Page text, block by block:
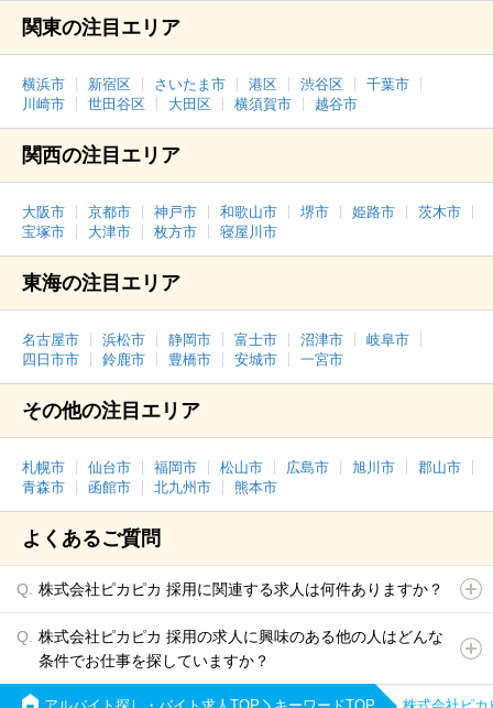
関東の注目エリア
横浜市 新宿区 さいたま市 港区 渋谷区
千葉市
川崎市
世田谷区 大田区 横須賀市 越谷市
関西の注目エリア
大阪市 京都市 神戸市 和歌山市 堺市 姫路市
茨木市
宝塚市
大津市 枚方市 寝屋川市
東海の注目エリア
名古屋市 浜松市 静岡市 富士市 沼津市
岐阜市
四日市市
鈴鹿市 豊橋市 安城市 一宮市
その他の注目エリア
札幌市 仙台市 福岡市 松山市 広島市 旭川市
郡山市
青森市
函館市 北九州市 熊本市
よくあるご質問
株式会社ピカピカ 採用に関連する求人は何件ありますか？
株式会社ピカピカ 採用の求人に興味のある他の人はどんな
条件でお仕事を探していますか？